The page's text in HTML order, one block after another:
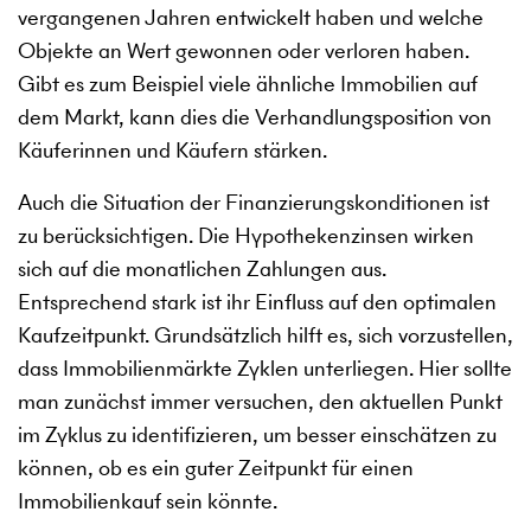
vergangenen Jahren entwickelt haben und welche
Objekte an Wert gewonnen oder verloren haben.
Gibt es zum Beispiel viele ähnliche Immobilien auf
dem Markt, kann dies die Verhandlungsposition von
Käuferinnen und Käufern stärken.
Auch die Situation der Finanzierungskonditionen ist
zu berücksichtigen. Die Hypothekenzinsen wirken
sich auf die monatlichen Zahlungen aus.
Entsprechend stark ist ihr Einfluss auf den optimalen
Kaufzeitpunkt. Grundsätzlich hilft es, sich vorzustellen,
dass Immobilienmärkte Zyklen unterliegen. Hier sollte
man zunächst immer versuchen, den aktuellen Punkt
im Zyklus zu identifizieren, um besser einschätzen zu
können, ob es ein guter Zeitpunkt für einen
Immobilienkauf sein könnte.